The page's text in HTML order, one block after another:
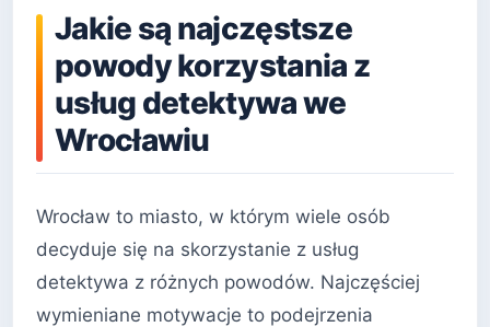
Jakie są najczęstsze
powody korzystania z
usług detektywa we
Wrocławiu
Wrocław to miasto, w którym wiele osób
decyduje się na skorzystanie z usług
detektywa z różnych powodów. Najczęściej
wymieniane motywacje to podejrzenia